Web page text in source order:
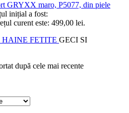
GRYXX maro, P5077, din piele
inițial a fost:
curent este: 499,00 lei.
HAINE FETITE GECI SI
după cele mai recente